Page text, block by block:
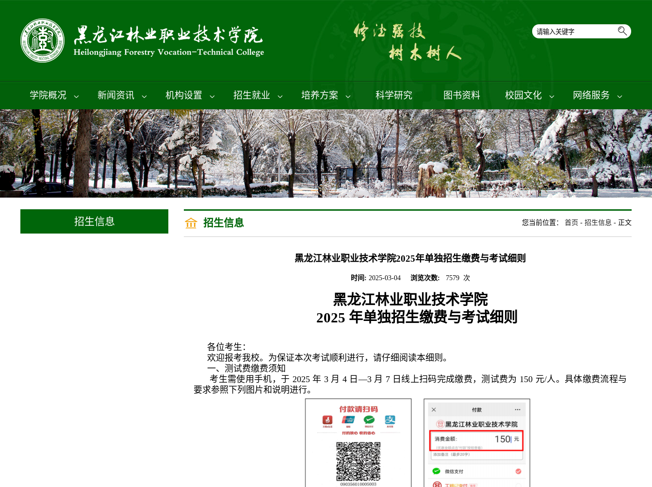
学院概况 新闻资讯 机构设置 招生就业 培养方案 科学研究 图书资料 校园文化 网络服务
招生信息 您当前位置： 首页 - 招生信息 - 正文
招生信息
黑龙江林业职业技术学院2025年单独招生缴费与考试细则
时间: 2025-03-04 浏览次数: 7579 次
黑龙江林业职业技术学院
2025 年单独招生缴费与考试细则
各位考生：
欢迎报考我校。为保证本次考试顺利进行，请仔细阅读本细则。
一、测试费缴费须知
考生需使用手机，于 2025 年 3 月 4 日—3 月 7 日线上扫码完成缴费，测试费为 150 元/人。具体缴费流程与
要求参照下列图片和说明进行。